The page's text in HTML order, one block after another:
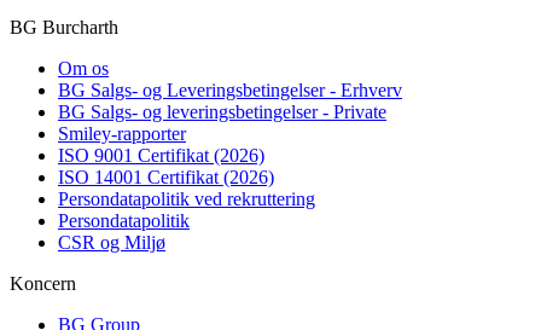
BG Burcharth
Om os
BG Salgs- og Leveringsbetingelser - Erhverv
BG Salgs- og leveringsbetingelser - Private
Smiley-rapporter
ISO 9001 Certifikat (2026)
ISO 14001 Certifikat (2026)
Persondatapolitik ved rekruttering
Persondatapolitik
CSR og Miljø
Koncern
BG Group